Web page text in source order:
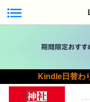
Kindle日替わ